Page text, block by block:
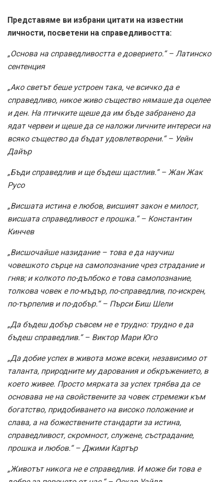
Представяме ви избрани цитати на известни
личности, посветени на справедливостта:
„Основа на справедливостта е доверието.“ – Латинско
сентенция
„Ако светът беше устроен така, че всичко да е
справедливо, никое живо същество нямаше да оцелее
и ден. На птичките щеше да им бъде забранено да
ядат червеи и щеше да се наложи личните интереси на
всяко същество да бъдат удовлетворени.“ – Уейн
Дайър
„Бъди справедлив и ще бъдеш щастлив.“ – Жан Жак
Русо
„Висшата истина е любов, висшият закон е милост,
висшата справедливост е прошка.“ – Константин
Кинчев
„Висшочайше назидание – това е да научиш
човешкото сърце на самопознание чрез страдание и
гняв; и колкото по-дълбоко е това самопознание,
толкова човек е по-мъдър, по-справедлив, по-искрен,
по-търпелив и по-добър.“ – Пърси Биш Шели
„Да бъдеш добър съвсем не е трудно: трудно е да
бъдеш справедлив.“ – Виктор Мари Юго
„Да добие успех в живота може всеки, независимо от
таланта, природните му дарования и обкръжението, в
което живее. Просто мярката за успех трябва да се
основава не на свойствените за човек стремежи към
богатство, придобиването на високо положение и
слава, а на божествените стандарти за истина,
справедливост, скромност, служене, състрадание,
прошка и любов.“ – Джими Картър
„Животът никога не е справедлив. И може би това е